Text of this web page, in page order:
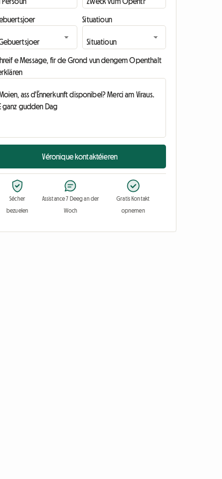
Situatioun
e Message, fir de Grond vun dengem Openthalt
Véronique kontaktéieren
Sécher
bezuelen
Assistance 7 Deeg an der
Woch
Gratis Kontakt
opnemen